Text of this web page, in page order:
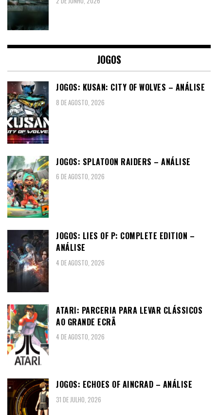
JOGOS
JOGOS: KUSAN: CITY OF WOLVES – ANÁLISE
8 DE AGOSTO, 2026
JOGOS: SPLATOON RAIDERS – ANÁLISE
6 DE AGOSTO, 2026
JOGOS: LIES OF P: COMPLETE EDITION –
ANÁLISE
4 DE AGOSTO, 2026
ATARI: PARCERIA PARA LEVAR CLÁSSICOS
AO GRANDE ECRÃ
4 DE AGOSTO, 2026
JOGOS: ECHOES OF AINCRAD – ANÁLISE
31 DE JULHO, 2026